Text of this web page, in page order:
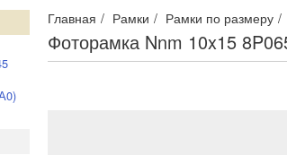
Главная Рамки Рамки по размеру
Фоторамка Nnm 10x15